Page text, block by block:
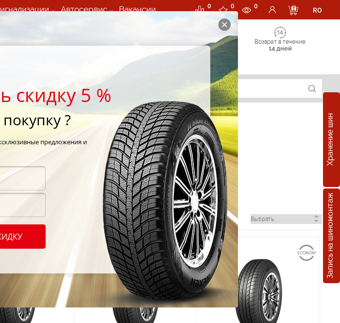
Автосервис Вакансии 0 0 0
RO
9:00 - 19:00
Возврат в течение
14 дней
Хранение шин
Запись на шиномонтаж
Nankang в
скидку 5 %
?
предложения и